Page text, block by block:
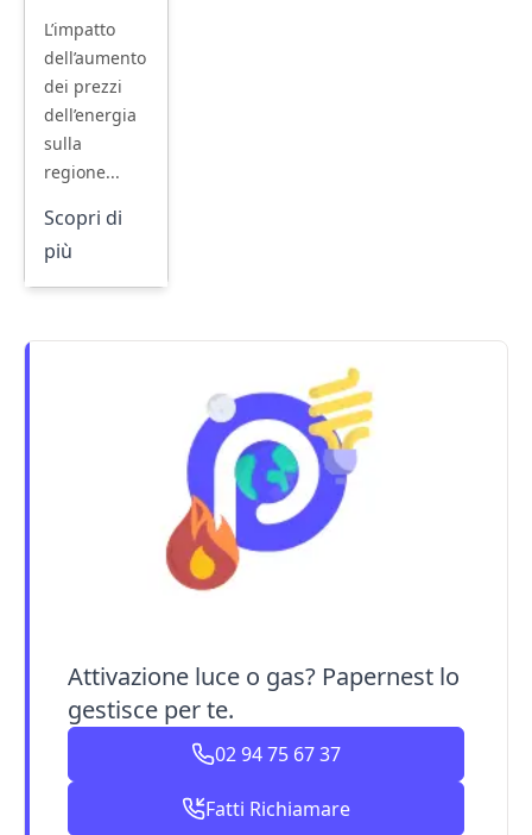
L’impatto
dell’aumento
dei prezzi
dell’energia
sulla
regione...
Scopri di
più
Attivazione luce o gas? Papernest lo
gestisce per te.
02 94 75 67 37
Fatti Richiamare